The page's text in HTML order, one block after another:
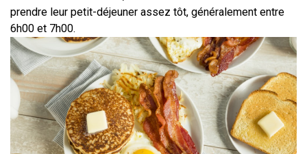
prendre leur petit-déjeuner assez tôt, généralement entre
6h00 et 7h00.